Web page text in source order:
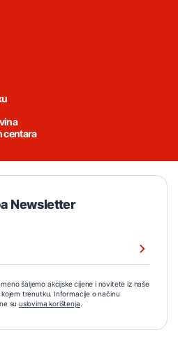
centara
Newsletter
šaljemo akcijske cijene i novitete iz naše
trenutku. Informacije o načinu
su uslovima korištenja.